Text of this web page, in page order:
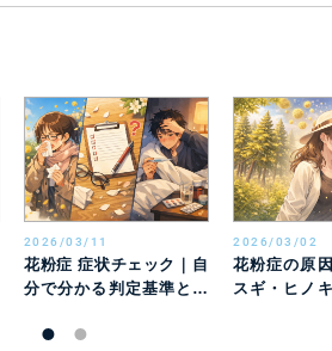
2026/03/11
花粉症 症状チェック｜自
分で分かる判定基準と風
2026/03/02
花粉症の原
スギ・ヒノ